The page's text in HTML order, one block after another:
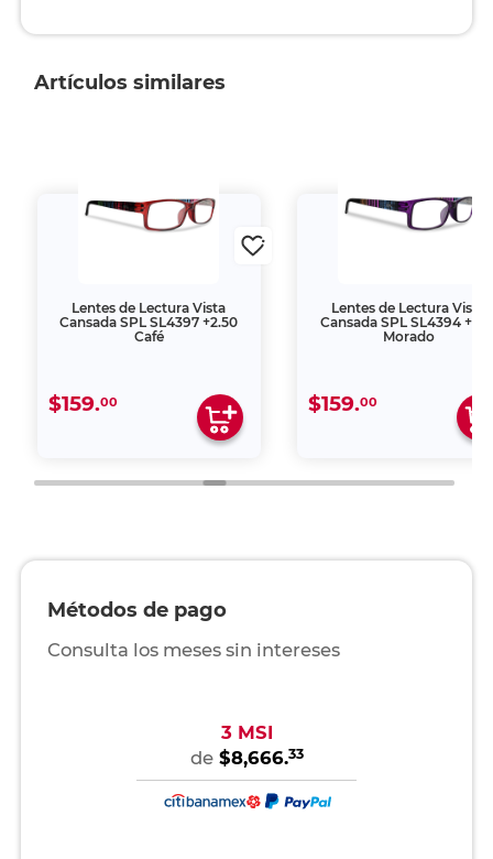
Artículos similares
Lentes de Lectura Vista
Cansada SPL SL4397 +2.50
Café
$159.00
Lentes de Lectura Vista
Cansada SPL SL4394
Morado
$159.00
Métodos de pago
Consulta los meses sin intereses
3 MSI
de $8,666.33